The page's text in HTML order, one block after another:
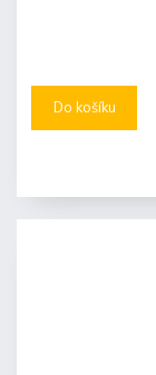
Do košíku